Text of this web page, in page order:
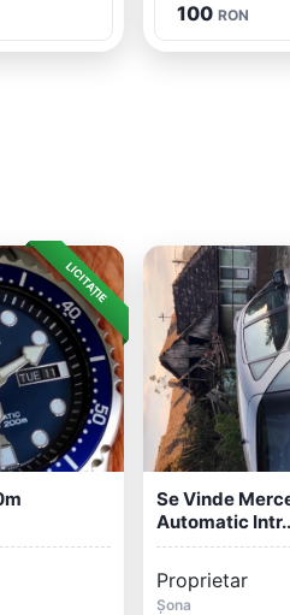
100 RON
LICITAȚIE
Se Vinde
Automatic
Proprietar
Șona